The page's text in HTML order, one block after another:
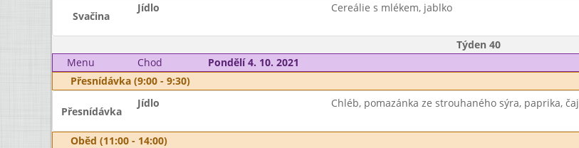
Svačina
Jídlo Cereálie s mlékem, jablko
Týden 40
Menu
Chod Pondělí 4. 10. 2021
Přesnídávka (9:00 - 9:30)
Přesnídávka
Jídlo Chléb, pomazánka ze strouhaného sýra, paprika, čaj
Oběd (11:00 - 14:00)